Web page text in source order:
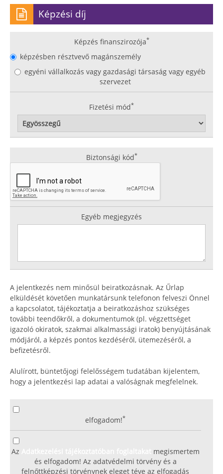
Képzési díj
Képzés finanszirozója*
képzésben résztvevő magánszemély
egyéni vállalkozás vagy gazdasági társaság vagy egyéb
szervezet
Fizetési mód*
Biztonsági kód*
Egyéb megjegyzés
A jelentkezés nem minősül beiratkozásnak. Az Űrlap
elküldését követően munkatársunk telefonon felveszi Önnel
a kapcsolatot, tájékoztatja a beiratkozáshoz szükséges
további teendőkről, a dokumentumok (pl. végzettséget
igazoló okiratok, szakmai alkalmassági iratok) benyújtásának
módjáról, a képzés pontos kezdéséről, ütemezéséről, a
befizetésről.
Alulírott, büntetőjogi felelősségem tudatában kijelentem,
hogy a jelentkezési lap adatai a valóságnak megfelelnek.
elfogadom!*
Az
megismertem
és elfogadom! Az adatvédelmi törvény és a
felnőttképzési törvénynek eleget téve az elfogadás